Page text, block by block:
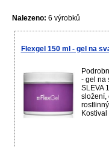
Nalezeno: 6 výrobků
Flexgel 150 ml - gel na
- gel na
SLEVA
složení,